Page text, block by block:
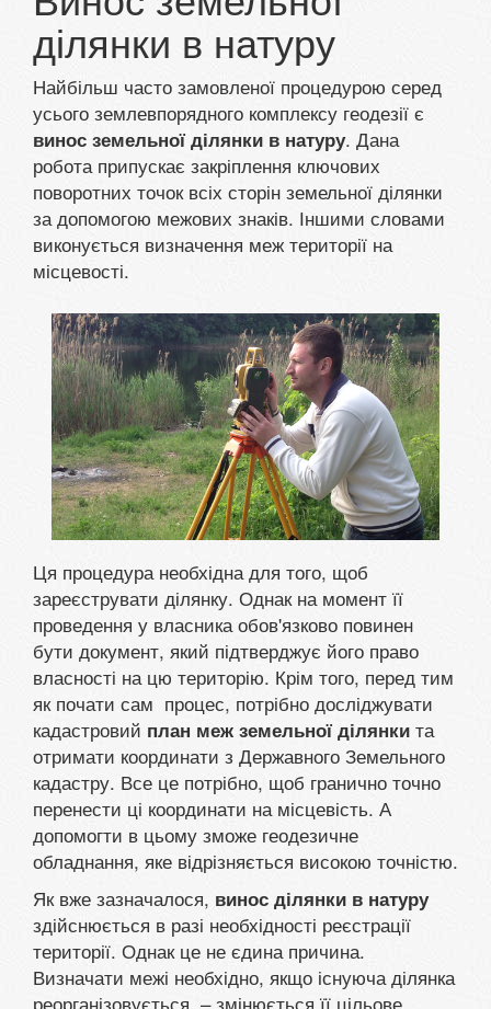
ділянки в натуру
Найбільш часто замовленої процедурою серед
усього землевпорядного комплексу геодезії є
винос земельної ділянки в натуру. Дана
робота припускає закріплення ключових
поворотних точок всіх сторін земельної ділянки
за допомогою межових знаків. Іншими словами
виконується визначення меж території на
місцевості.
Ця процедура необхідна для того, щоб
зареєструвати ділянку. Однак на момент її
проведення у власника обов'язково повинен
бути документ, який підтверджує його право
власності на цю територію. Крім того, перед тим
як почати сам процес, потрібно досліджувати
кадастровий план меж земельної ділянки та
отримати координати з Державного Земельного
кадастру. Все це потрібно, щоб гранично точно
перенести ці координати на місцевість. А
допомогти в цьому зможе геодезичне
обладнання, яке відрізняється високою точністю.
Як вже зазначалося, винос ділянки в натуру
здійснюється в разі необхідності реєстрації
території. Однак це не єдина причина.
Визначати межі необхідно, якщо існуюча ділянка
реорганізовується, – змінюється її цільове